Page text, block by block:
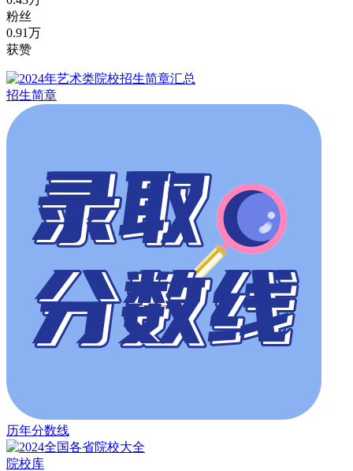
粉丝
0.91万
获赞
招生简章
历年分数线
院校库